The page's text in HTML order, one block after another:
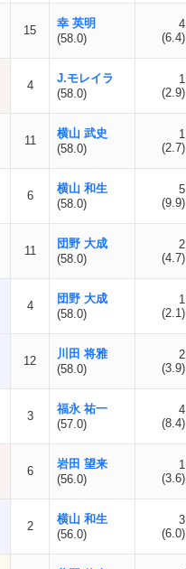
15
幸 英明
(58.0)
4
(6.4)
4
J.モレイラ
(58.0)
1
(2.9)
11
横山 武史
(58.0)
1
(2.7)
6
横山 和生
(58.0)
5
(9.9)
11
団野 大成
(58.0)
2
(4.7)
4
団野 大成
(58.0)
1
(2.1)
12
川田 将雅
(58.0)
2
(3.9)
3
福永 祐一
(57.0)
4
(8.4)
6
岩田 望来
(56.0)
1
(3.6)
2
横山 和生
(56.0)
3
(6.0)